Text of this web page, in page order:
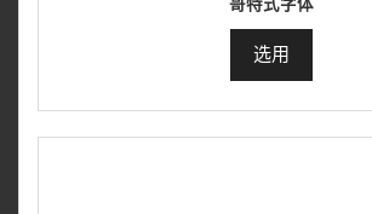
哥特式字体
选用